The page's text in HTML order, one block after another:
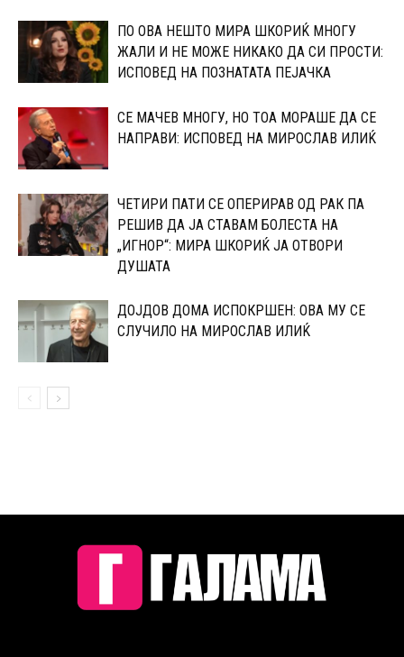
ПО ОВА НЕШТО МИРА ШКОРИЌ МНОГУ
ЖАЛИ И НЕ МОЖЕ НИКАКО ДА СИ ПРОСТИ:
ИСПОВЕД НА ПОЗНАТАТА ПЕЈАЧКА
СЕ МАЧЕВ МНОГУ, НО ТОА МОРАШЕ ДА СЕ
НАПРАВИ: ИСПОВЕД НА МИРОСЛАВ ИЛИЌ
ЧЕТИРИ ПАТИ СЕ ОПЕРИРАВ ОД РАК ПА
РЕШИВ ДА ЈА СТАВАМ БОЛЕСТА НА
„ИГНОР“: МИРА ШКОРИЌ ЈА ОТВОРИ
ДУШАТА
ДОЈДОВ ДОМА ИСПОКРШЕН: ОВА МУ СЕ
СЛУЧИЛО НА МИРОСЛАВ ИЛИЌ